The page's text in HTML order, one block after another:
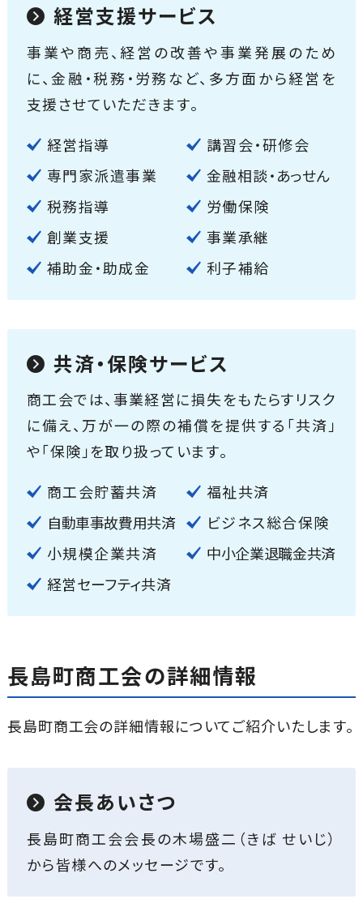
経営支援サービス
事業や商売、経営の改善や事業発展のため
に、金融・税務・労務など、多方面から経営を
支援させていただきます。
経営指導
専門家派遣事業
税務指導
創業支援
補助金・助成金
講習会・研修会
金融相談・あっせん
労働保険
事業承継
利子補給
共済・保険サービス
商工会では、事業経営に損失をもたらすリスク
に備え、万が一の際の補償を提供する「共済」
や「保険」を取り扱っています。
商工会貯蓄共済
自動車事故費用共済
小規模企業共済
経営セーフティ共済
福祉共済
ビジネス総合保険
中小企業退職金共済
長島町商工会の詳細情報
長島町商工会の詳細情報についてご紹介いたします。
会長あいさつ
長島町商工会会長の木場盛二（きば せいじ）
から皆様へのメッセージです。